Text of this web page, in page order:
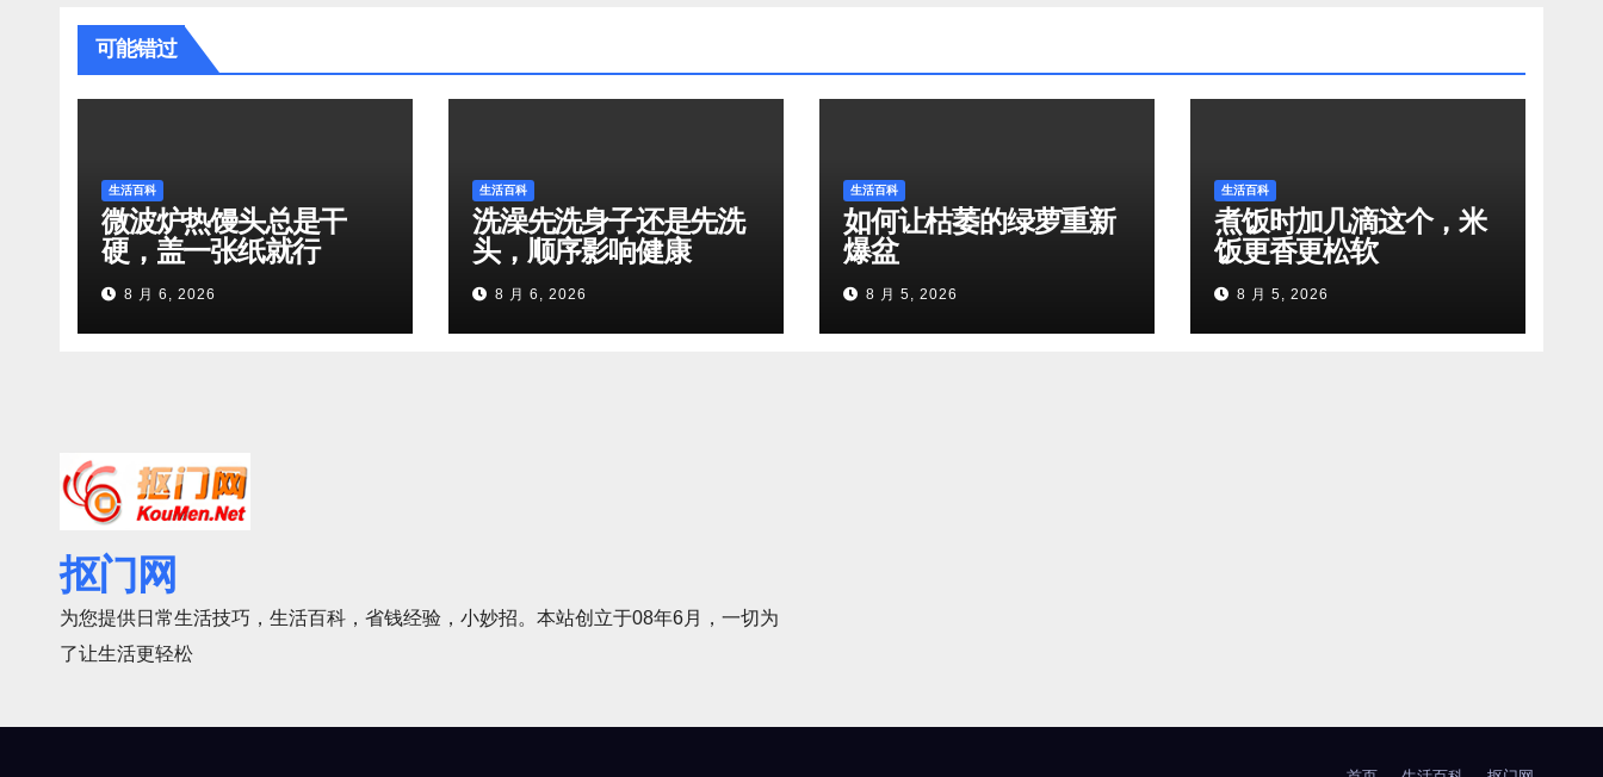
可能错过
生活百科
微波炉热馒头总是干
硬，盖一张纸就行
8 月 6, 2026
生活百科
洗澡先洗身子还是先洗
头，顺序影响健康
8 月 6, 2026
生活百科
如何让枯萎的绿萝重新
爆盆
8 月 5, 2026
生活百科
煮饭时加几滴这个，米
饭更香更松软
8 月 5, 2026
抠门网
为您提供日常生活技巧，生活百科，省钱经验，小妙招。本站创立于08年6月，一切为
了让生活更轻松